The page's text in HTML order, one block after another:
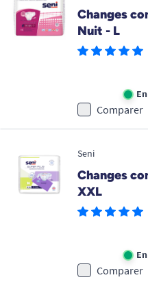
Changes
Nuit - L
Comparer
Seni
Changes
XXL
Comparer